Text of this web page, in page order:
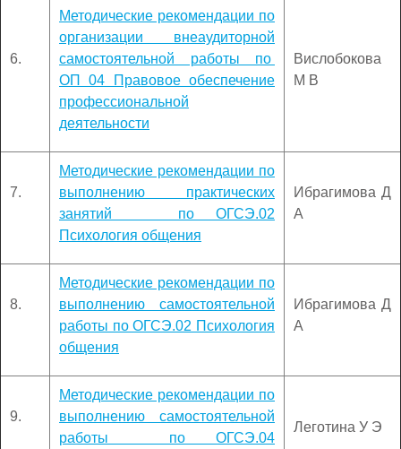
6.
Методические рекомендации по
организации внеаудиторной
самостоятельной работы по
ОП 04 Правовое обеспечение
профессиональной
деятельности
Вислобокова
М В
7.
Методические рекомендации по
выполнению практических
занятий по ОГСЭ.02
Психология общения
Ибрагимова Д
А
8.
Методические рекомендации по
выполнению самостоятельной
работы по ОГСЭ.02 Психология
общения
Ибрагимова Д
А
9.
Методические рекомендации по
выполнению самостоятельной
работы по ОГСЭ.04
Леготина У Э